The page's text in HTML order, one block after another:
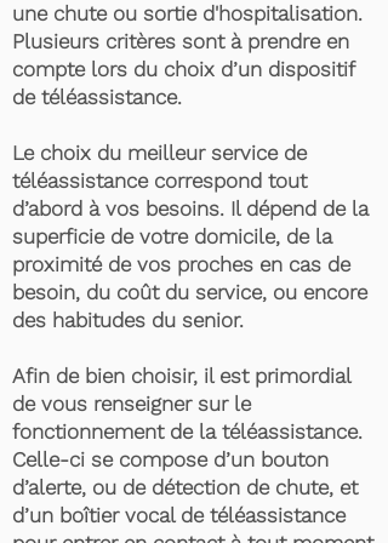
une chute ou sortie d'hospitalisation.
Plusieurs critères sont à prendre en
compte lors du choix d’un dispositif
de téléassistance.
Le choix du meilleur service de
téléassistance correspond tout
d’abord à vos besoins. Il dépend de la
superficie de votre domicile, de la
proximité de vos proches en cas de
besoin, du coût du service, ou encore
des habitudes du senior.
Afin de bien choisir, il est primordial
de vous renseigner sur le
fonctionnement de la téléassistance.
Celle-ci se compose d’un bouton
d’alerte, ou de détection de chute, et
d’un boîtier vocal de téléassistance